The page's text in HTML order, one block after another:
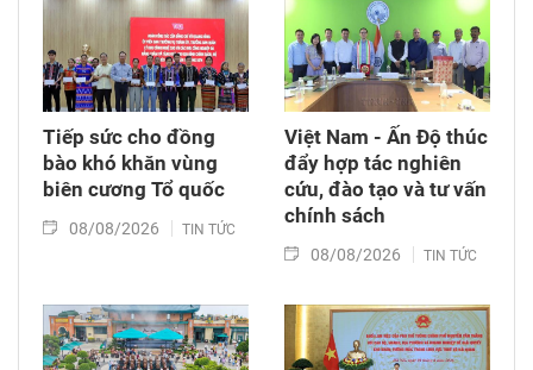
thời tặng quà cho cán bộ, chiến sĩ tham gia
công tác lấy mẫu tại đây.
Tiếp sức cho đồng
bào khó khăn vùng
biên cương Tổ quốc
08/08/2026 TIN TỨC
Việt Nam - Ấn Độ thúc
đẩy hợp tác nghiên
cứu, đào tạo và tư vấn
chính sách
08/08/2026 TIN TỨC